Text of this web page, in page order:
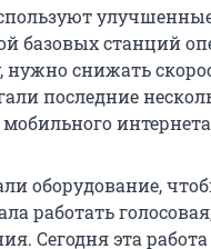
базовых станций
нужно снижать
последние
оборудование,
работать
Сегодня эта